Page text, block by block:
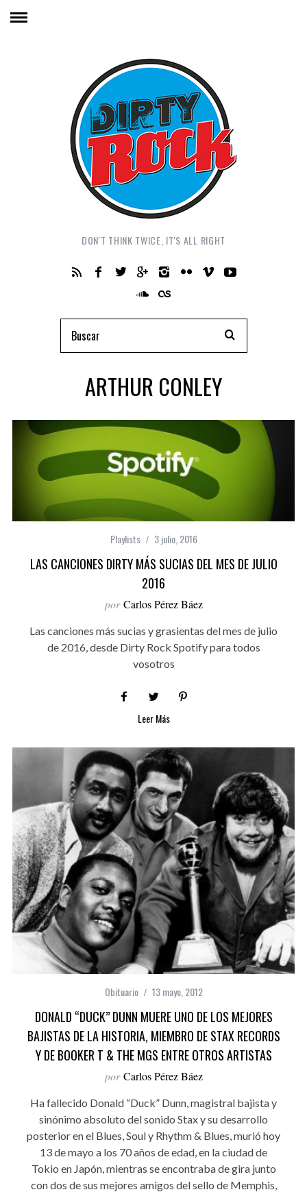
DON'T THINK TWICE, IT'S ALL RIGHT
ARTHUR CONLEY
Playlists 3 julio, 2016
LAS CANCIONES DIRTY MÁS SUCIAS DEL MES DE JULIO
2016
por Carlos Pérez Báez
Las canciones más sucias y grasientas del mes de julio
de 2016, desde Dirty Rock Spotify para todos
vosotros
Leer Más
Obituario 13 mayo, 2012
DONALD “DUCK” DUNN MUERE UNO DE LOS MEJORES
BAJISTAS DE LA HISTORIA, MIEMBRO DE STAX RECORDS
Y DE BOOKER T & THE MGS ENTRE OTROS ARTISTAS
por Carlos Pérez Báez
Ha fallecido Donald “Duck” Dunn, magistral bajista y
sinónimo absoluto del sonido Stax y su desarrollo
posterior en el Blues, Soul y Rhythm & Blues, murió hoy
13 de mayo a los 70 años de edad, en la ciudad de
Tokio en Japón, mientras se encontraba de gira junto
con dos de sus mejores amigos del sello de Memphis,